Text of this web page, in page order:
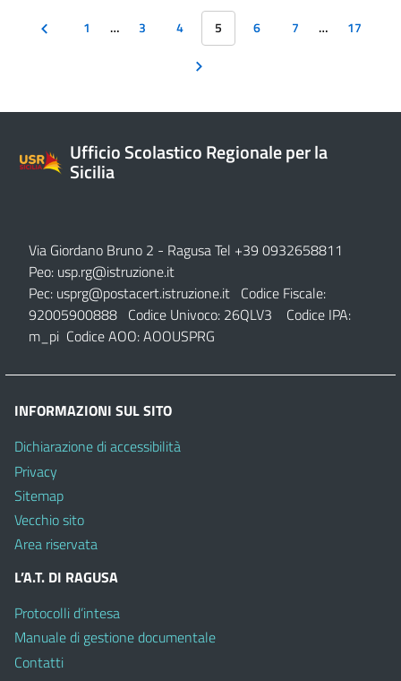
1 … 3 4 5 6 7 … 17
Ufficio Scolastico Regionale per la
Sicilia
Via Giordano Bruno 2 - Ragusa Tel +39 0932658811
Peo: usp.rg@istruzione.it
Pec: usprg@postacert.istruzione.it Codice Fiscale:
92005900888 Codice Univoco: 26QLV3 Codice IPA:
m_pi Codice AOO: AOOUSPRG
INFORMAZIONI SUL SITO
Dichiarazione di accessibilità
Privacy
Sitemap
Vecchio sito
Area riservata
L’A.T. DI RAGUSA
Protocolli d’intesa
Manuale di gestione documentale
Contatti